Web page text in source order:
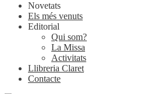
Novetats
Els més venuts
Editorial
Qui som?
La Missa
Activitats
Llibreria Claret
Contacte